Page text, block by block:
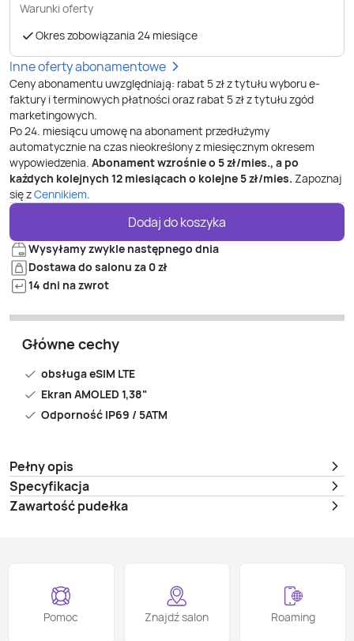
Warunki oferty
Okres zobowiązania 24 miesiące
Inne oferty abonamentowe
Ceny abonamentu uwzględniają: rabat 5 zł z tytułu wyboru e-
faktury i terminowych płatności oraz rabat 5 zł z tytułu zgód
marketingowych.
Po24. miesiącu umowę na abonament przedłużymy
automatycznie na czas nieokreślony z miesięcznym okresem
wypowiedzenia. Abonament wzrośnie o 5zł/mies., a po
każdych kolejnych 12 miesiącach o kolejne5zł/mies. Zapoznaj
się zCennikiem.
Dodaj do koszyka
Wysyłamy zwykle następnego dnia
Dostawa do salonu za 0 zł
14 dni na zwrot
Główne cechy
obsługa eSIM LTE
Ekran AMOLED 1,38"
Odporność IP69 / 5ATM
Pełny opis
Specyfikacja
Zawartość pudełka
Pomoc Znajdź salon Roaming